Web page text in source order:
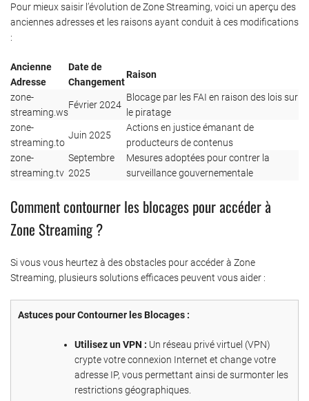
Pour mieux saisir l’évolution de Zone Streaming, voici un aperçu des
anciennes adresses et les raisons ayant conduit à ces modifications
:
Ancienne
Adresse
Date de
Changement
Raison
zone-
streaming.ws
Février 2024
Blocage par les FAI en raison des lois sur
le piratage
zone-
streaming.to
Juin 2025
Actions en justice émanant de
producteurs de contenus
zone-
streaming.tv
Septembre
2025
Mesures adoptées pour contrer la
surveillance gouvernementale
Comment contourner les blocages pour accéder à
Zone Streaming ?
Si vous vous heurtez à des obstacles pour accéder à Zone
Streaming, plusieurs solutions efficaces peuvent vous aider :
Astuces pour Contourner les Blocages :
Utilisez un VPN : Un réseau privé virtuel (VPN)
crypte votre connexion Internet et change votre
adresse IP, vous permettant ainsi de surmonter les
restrictions géographiques.